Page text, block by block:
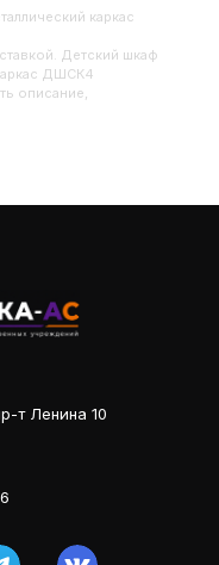
Детский шкаф
ДШСК4
описание,
т Ленина 10